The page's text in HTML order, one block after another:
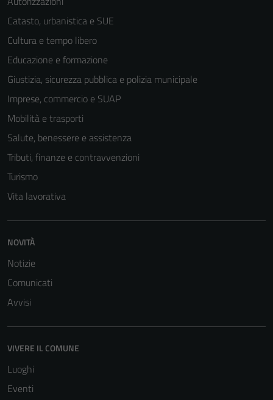
Catasto, urbanistica e SUE
Cultura e tempo libero
Educazione e formazione
Giustizia, sicurezza pubblica e polizia municipale
Imprese, commercio e SUAP
Mobilità e trasporti
Salute, benessere e assistenza
Tributi, finanze e contravvenzioni
Turismo
Vita lavorativa
NOVITÀ
Notizie
Comunicati
Avvisi
VIVERE IL COMUNE
Luoghi
Eventi